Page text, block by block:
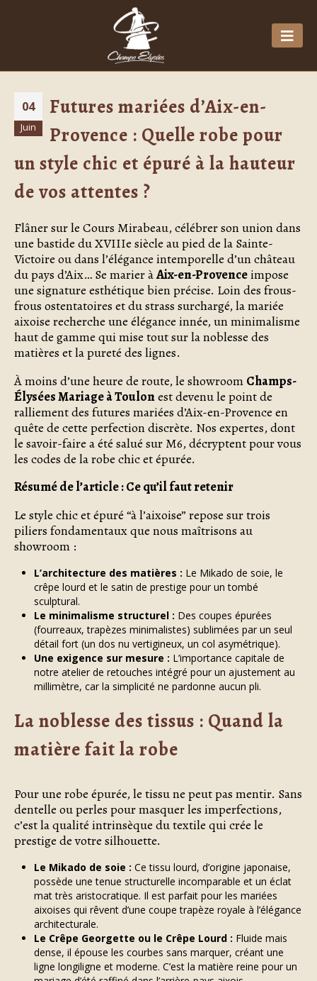
04
Juin
Futures mariées d’Aix-en-
Provence : Quelle robe pour
un style chic et épuré à la hauteur
de vos attentes ?
Flâner sur le Cours Mirabeau, célébrer son union dans
une bastide du XVIIIe siècle au pied de la Sainte-
Victoire ou dans l’élégance intemporelle d’un château
du pays d’Aix… Se marier àAix-en-Provenceimpose
une signature esthétique bien précise. Loin des frous-
frous ostentatoires et du strass surchargé, la mariée
aixoise recherche une élégance innée, un minimalisme
haut de gamme qui mise tout sur la noblesse des
matières et la pureté des lignes.
À moins d’une heure de route, le showroom Champs-
Élysées Mariage à Toulonest devenu le point de
ralliement des futures mariées d’Aix-en-Provence en
quête de cette perfection discrète. Nos expertes, dont
le savoir-faire a été salué sur M6, décryptent pour vous
les codes de la robe chic et épurée.
Résumé de l’article : Ce qu’il faut retenir
Le style chic et épuré “à l’aixoise” repose sur trois
piliers fondamentaux que nous maîtrisons au
showroom :
L’architecture des matières : Le Mikado de soie, le
crêpe lourd et le satin de prestige pour un tombé
sculptural.
Le minimalisme structurel : Des coupes épurées
(fourreaux, trapèzes minimalistes) sublimées par un seul
détail fort (un dos nu vertigineux, un col asymétrique).
Une exigence sur mesure : L’importance capitale de
notre atelier de retouches intégré pour un ajustement au
millimètre, car la simplicité ne pardonne aucun pli.
La noblesse des tissus : Quand la
matière fait la robe
Pour une robe épurée, le tissu ne peut pas mentir. Sans
dentelle ou perles pour masquer les imperfections,
c’est la qualité intrinsèque du textile qui crée le
prestige de votre silhouette.
Le Mikado de soie : Ce tissu lourd, d’origine japonaise,
possède une tenue structurelle incomparable et un éclat
mat très aristocratique. Il est parfait pour les mariées
aixoises qui rêvent d’une coupe trapèze royale à l’élégance
architecturale.
Le Crêpe Georgette ou le Crêpe Lourd : Fluide mais
dense, il épouse les courbes sans marquer, créant une
ligne longiligne et moderne. C’est la matière reine pour un